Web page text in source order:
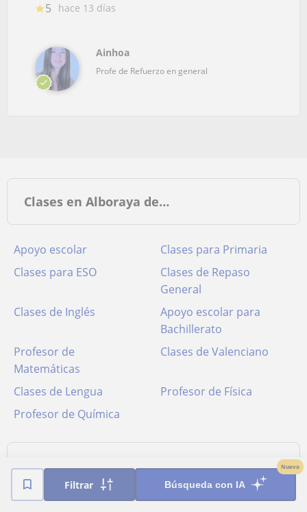
Filtrar Búsqueda con IA
Nuevo
5 hace 13 días
Ainhoa
Profe de Refuerzo en general
Clases en Alboraya de…
Apoyo escolar
Clases para Primaria
Clases para ESO
Clases de Repaso
General
Clases de Inglés
Apoyo escolar para
Bachillerato
Profesor de
Matemáticas
Clases de Valenciano
Clases de Lengua
Profesor de Física
Profesor de Química
Tipos de clases impartidas en
Alboraya